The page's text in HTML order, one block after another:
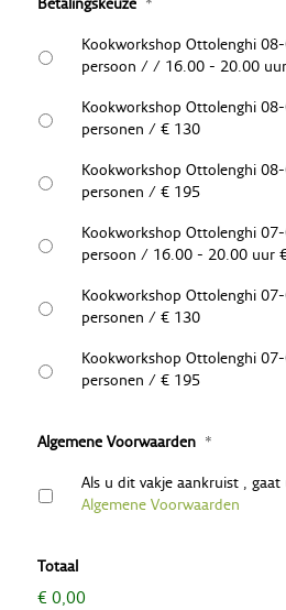
Betalingskeuze *
Kookworkshop Ottolenghi
persoon / / 16.00 - 20.00
Kookworkshop Ottolenghi
personen / € 130
Kookworkshop Ottolenghi
personen / € 195
Kookworkshop Ottolenghi
persoon / 16.00 - 20.00 uur
Kookworkshop Ottolenghi
personen / € 130
Kookworkshop Ottolenghi
personen / € 195
Algemene Voorwaarden *
Als u dit vakje aankruist ,
Algemene Voorwaarden
Totaal
€ 0,00